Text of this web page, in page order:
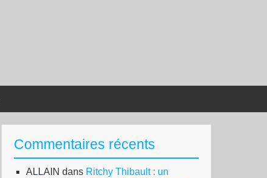
Commentaires récents
ALLAIN dans Ritchy Thibault : un